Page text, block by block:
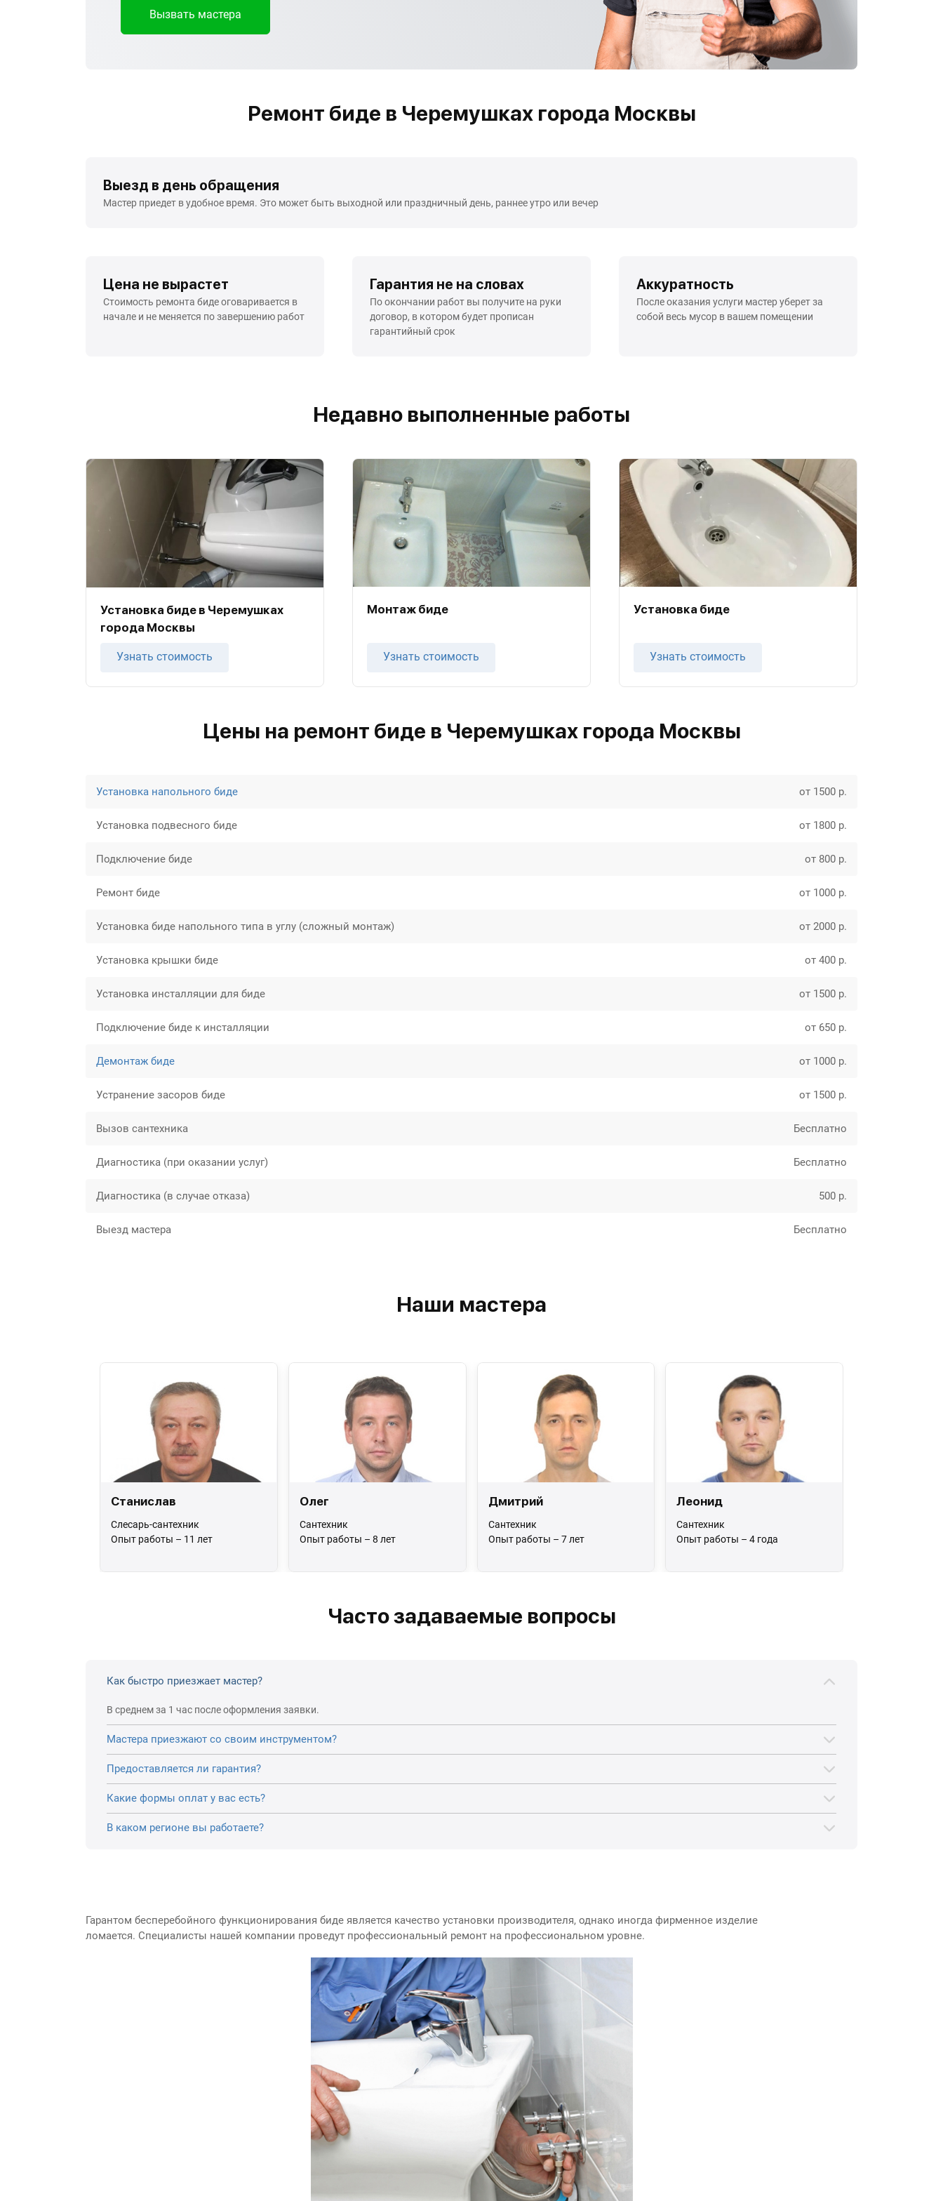
Вызвать мастера
Ремонт биде в Черемушках города Москвы
Выезд в день обращения
Мастер приедет в удобное время. Это может быть выходной или праздничный день, раннее утро или вечер
Цена не вырастет
Стоимость ремонта биде оговаривается в
начале и не меняется по завершению работ
Гарантия не на словах
По окончании работ вы получите на руки
договор, в котором будет прописан
гарантийный срок
Аккуратность
После оказания услуги мастер уберет за
собой весь мусор в вашем помещении
Недавно выполненные работы
Установка биде в Черемушках
города Москвы
Узнать стоимость
Монтаж биде
Узнать стоимость
Установка биде
Узнать стоимость
Цены на ремонт биде в Черемушках города Москвы
Установка напольного биде от 1500 р.
Установка подвесного биде от 1800 р.
Подключение биде от 800 р.
Ремонт биде от 1000 р.
Установка биде напольного типа в углу (сложный монтаж) от 2000 р.
Установка крышки биде от 400 р.
Установка инсталляции для биде от 1500 р.
Подключение биде к инсталляции от 650 р.
Демонтаж биде от 1000 р.
Устранение засоров биде от 1500 р.
Вызов сантехника Бесплатно
Диагностика (при оказании услуг) Бесплатно
Диагностика (в случае отказа) 500 р.
Выезд мастера Бесплатно
Наши мастера
Станислав
Слесарь-сантехник
Опыт работы – 11 лет
Олег
Сантехник
Опыт работы – 8 лет
Дмитрий
Сантехник
Опыт работы – 7 лет
Леонид
Сантехник
Опыт работы – 4 года
Часто задаваемые вопросы
Как быстро приезжает мастер?
В среднем за 1 час после оформления заявки.
Мастера приезжают со своим инструментом?
Предоставляется ли гарантия?
Какие формы оплат у вас есть?
В каком регионе вы работаете?
Гарантом бесперебойного функционирования биде является качество установки производителя, однако иногда фирменное изделие
ломается. Специалисты нашей компании проведут профессиональный ремонт на профессиональном уровне.